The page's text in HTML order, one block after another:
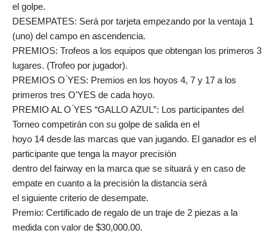
el golpe.
DESEMPATES: Será por tarjeta empezando por la ventaja 1
(uno) del campo en ascendencia.
PREMIOS: Trofeos a los equipos que obtengan los primeros 3
lugares. (Trofeo por jugador).
PREMIOS O ́YES: Premios en los hoyos 4, 7 y 17 a los
primeros tres O’YES de cada hoyo.
PREMIO AL O ́YES “GALLO AZUL”: Los participantes del
Torneo competirán con su golpe de salida en el
hoyo 14 desde las marcas que van jugando. El ganador es el
participante que tenga la mayor precisión
dentro del fairway en la marca que se situará y en caso de
empate en cuanto a la precisión la distancia será
el siguiente criterio de desempate.
Premio: Certificado de regalo de un traje de 2 piezas a la
medida con valor de $30,000.00.